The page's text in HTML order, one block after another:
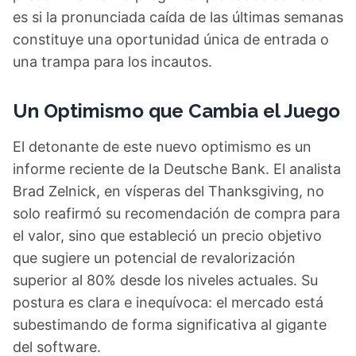
es si la pronunciada caída de las últimas semanas
constituye una oportunidad única de entrada o
una trampa para los incautos.
Un Optimismo que Cambia el Juego
El detonante de este nuevo optimismo es un
informe reciente de la Deutsche Bank. El analista
Brad Zelnick, en vísperas del Thanksgiving, no
solo reafirmó su recomendación de compra para
el valor, sino que estableció un precio objetivo
que sugiere un potencial de revalorización
superior al 80% desde los niveles actuales. Su
postura es clara e inequívoca: el mercado está
subestimando de forma significativa al gigante
del software.